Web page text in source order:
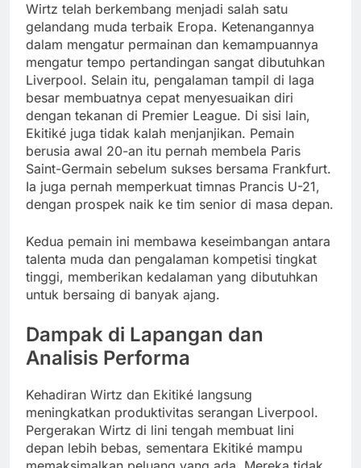
Wirtz telah berkembang menjadi salah satu
gelandang muda terbaik Eropa. Ketenangannya
dalam mengatur permainan dan kemampuannya
mengatur tempo pertandingan sangat dibutuhkan
Liverpool. Selain itu, pengalaman tampil di laga
besar membuatnya cepat menyesuaikan diri
dengan tekanan di Premier League. Di sisi lain,
Ekitiké juga tidak kalah menjanjikan. Pemain
berusia awal 20-an itu pernah membela Paris
Saint-Germain sebelum sukses bersama Frankfurt.
Ia juga pernah memperkuat timnas Prancis U-21,
dengan prospek naik ke tim senior di masa depan.
Kedua pemain ini membawa keseimbangan antara
talenta muda dan pengalaman kompetisi tingkat
tinggi, memberikan kedalaman yang dibutuhkan
untuk bersaing di banyak ajang.
Dampak di Lapangan dan
Analisis Performa
Kehadiran Wirtz dan Ekitiké langsung
meningkatkan produktivitas serangan Liverpool.
Pergerakan Wirtz di lini tengah membuat lini
depan lebih bebas, sementara Ekitiké mampu